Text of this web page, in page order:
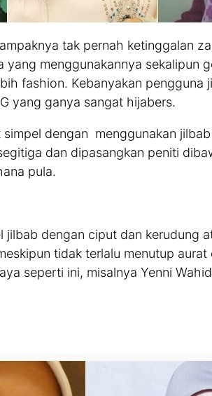
tak pernah ketinggalan
yang menggunakannya sekalipun
fashion. Kebanyakan pengguna
yang ganya sangat hijabers.
dengan menggunakan
dan dipasangkan peniti
pula.
dengan ciput dan kerudung
tidak terlalu menutup
seperti ini, misalnya Yenni